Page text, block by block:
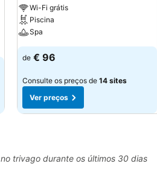
Wi-Fi grátis
Piscina
Spa
de € 96
Consulte os preços de 14 sites
Ver preços
trivago durante os últimos 30 dias